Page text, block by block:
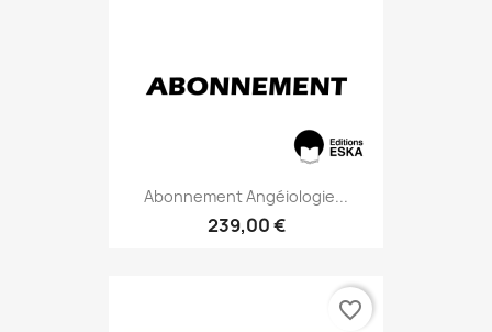
Abonnement Angéiologie...
239,00 €
favorite_border